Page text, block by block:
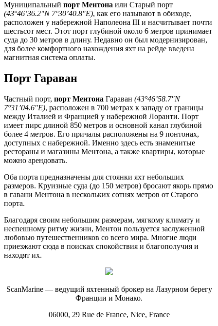
Муниципальный порт Ментона или Старый порт
(43°46’36.2″N 7°30’40.8″E), как его называют в обиходе,
расположен у набережной Наполеона III и насчитывает почти
шестьсот мест. Этот порт глубиной около 6 метров принимает
суда до 30 метров в длину. Недавно он был модернизирован,
для более комфортного нахождения яхт на рейде введена
магнитная система оплаты.
Порт Гараван
Частный порт, порт Ментона Гараван (43°46’58.7″N
7°31’04.6″E), расположен в 700 метрах к западу от границы
между Италией и Францией у набережной Лоранти. Порт
имеет пирс длиной 850 метров и основной канал глубиной
более 4 метров. Его причалы расположены на 9 понтонах,
доступных с набережной. Именно здесь есть знаменитые
рестораны и магазины Ментона, а также квартиры, которые
можно арендовать.
Оба порта предназначены для стоянки яхт небольших
размеров. Круизные суда (до 150 метров) бросают якорь прямо
в гавани Ментона в нескольких сотнях метров от Старого
порта.
Благодаря своим небольшим размерам, мягкому климату и
неспешному ритму жизни, Ментон пользуется заслуженной
любовью путешественников со всего мира. Многие люди
приезжают сюда в поисках спокойствия и благополучия и
находят их.
ScanMarine — ведущий яхтенный брокер на Лазурном берегу
Франции и Монако.
06000, 29 Rue de France, Nice, France